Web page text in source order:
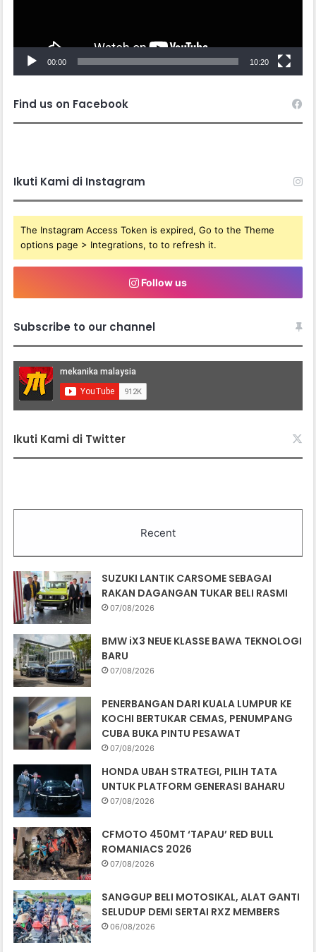
00:00 10:20
Find us on Facebook
Ikuti Kami di Instagram
The Instagram Access Token is expired, Go to the Theme
options page > Integrations, to to refresh it.
Follow us
Subscribe to our channel
Ikuti Kami di Twitter
Recent
SUZUKI LANTIK CARSOME SEBAGAI
RAKAN DAGANGAN TUKAR BELI RASMI
07/08/2026
BMW iX3 NEUE KLASSE BAWA TEKNOLOGI
BARU
07/08/2026
PENERBANGAN DARI KUALA LUMPUR KE
KOCHI BERTUKAR CEMAS, PENUMPANG
CUBA BUKA PINTU PESAWAT
07/08/2026
HONDA UBAH STRATEGI, PILIH TATA
UNTUK PLATFORM GENERASI BAHARU
07/08/2026
CFMOTO 450MT ‘TAPAU’ RED BULL
ROMANIACS 2026
07/08/2026
SANGGUP BELI MOTOSIKAL, ALAT GANTI
SELUDUP DEMI SERTAI RXZ MEMBERS
06/08/2026